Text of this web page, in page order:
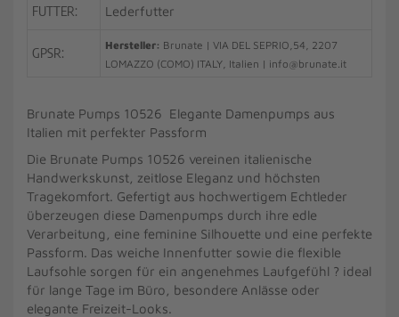
FUTTER: Lederfutter
GPSR: Hersteller: Brunate | VIA DEL SEPRIO,54, 2207
LOMAZZO (COMO) ITALY, Italien | info@brunate.it
Brunate Pumps 10526 Elegante Damenpumps aus
Italien mit perfekter Passform
Die Brunate Pumps 10526 vereinen italienische
Handwerkskunst, zeitlose Eleganz und höchsten
Tragekomfort. Gefertigt aus hochwertigem Echtleder
überzeugen diese Damenpumps durch ihre edle
Verarbeitung, eine feminine Silhouette und eine perfekte
Passform. Das weiche Innenfutter sowie die flexible
Laufsohle sorgen für ein angenehmes Laufgefühl ? ideal
für lange Tage im Büro, besondere Anlässe oder
elegante Freizeit-Looks.